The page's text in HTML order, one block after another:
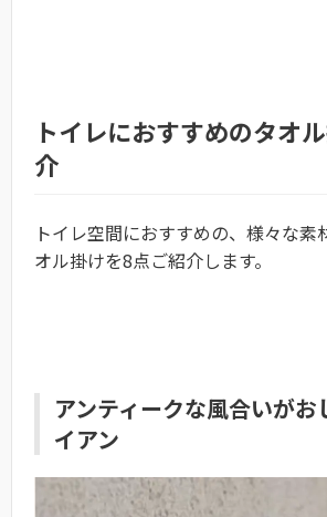
トイレにおすすめのタオ
介
トイレ空間におすすめの、様々な素
オル掛けを8点ご紹介します。
アンティークな風合いがお
イアン